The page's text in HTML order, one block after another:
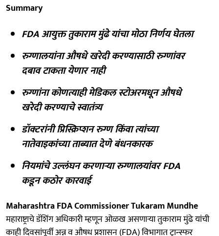
Summary
FDA आयुक्त तुकाराम मुंढे यांचा मोठा निर्णय घेतला
रुग्णालयांना औषधे खरेदी करण्यासाठी रुग्णांवर
दबाव टाकता येणार नाही
रुग्णांना कोणत्याही मेडिकल स्टोअरमधून औषधे
खरेदी करण्याचे स्वातंत्र्य
डॉक्टरांनी प्रिस्क्रिप्शन रुग्ण किंवा त्यांच्या
नातेवाइकांच्या ताब्यात देणे बंधनकारक
नियमांचे उल्लंघन करणाऱ्या रुग्णालयांवर FDA
कडून कठोर कारवाई
Maharashtra FDA Commissioner Tukaram Mundhe
महाराष्ट्राचे डॅशिंग अधिकारी म्हणून ओळख असणाऱ्या तुकाराम मुंढे यांची
काही दिवसांपूर्वी अन्न व औषध प्रशासन (FDA) विभागात ट्रान्स्फर